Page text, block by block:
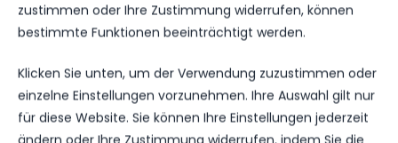
zustimmen oder Ihre Zustimmung widerrufen, können
bestimmte Funktionen beeinträchtigt werden.
Klicken Sie unten, um der Verwendung zuzustimmen oder
einzelne Einstellungen vorzunehmen. Ihre Auswahl gilt nur
für diese Website. Sie können Ihre Einstellungen jederzeit
ändern oder Ihre Zustimmung widerrufen, indem Sie die
ERFOLGREICHE
VERKAUFSAKTION BEI